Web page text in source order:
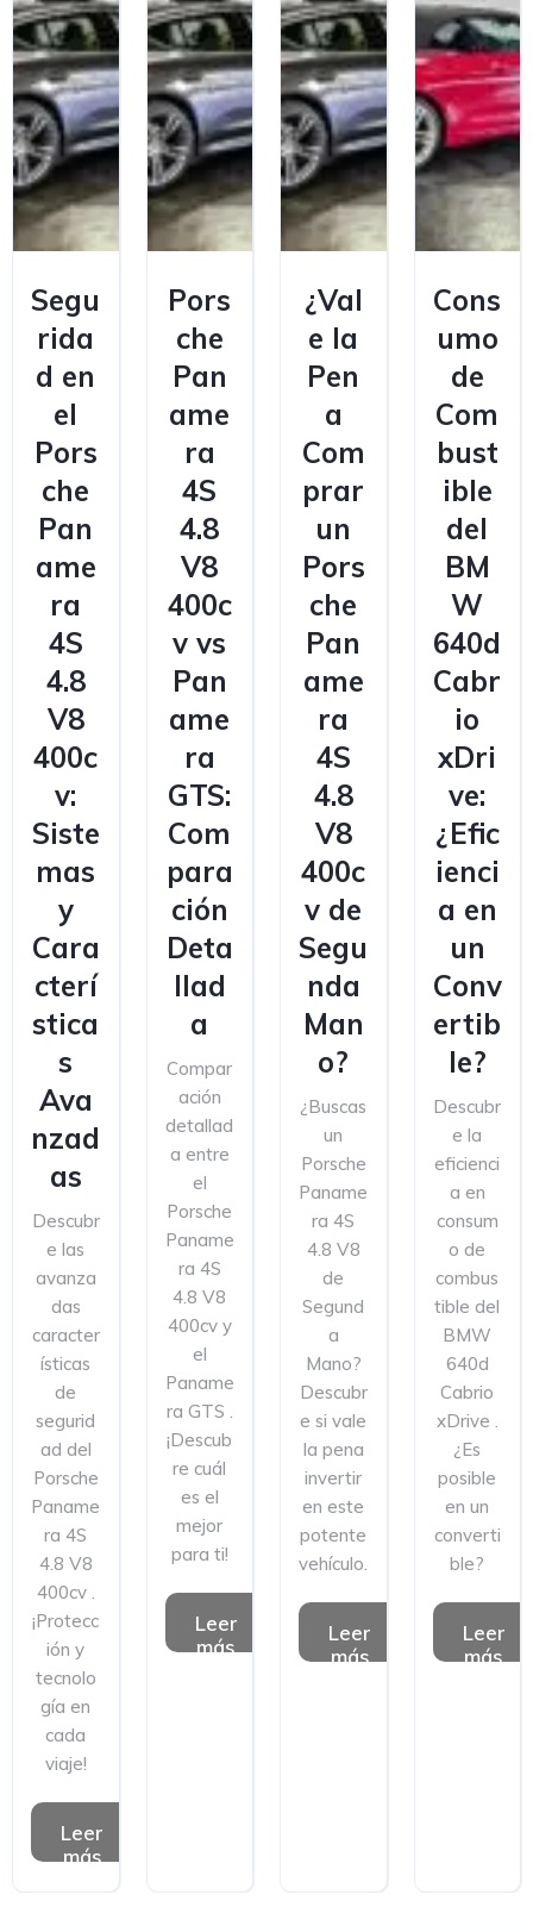
Segu
rida
d en
el
Pors
che
Pan
ame
ra
4S
4.8
V8
400c
v:
Siste
mas
y
Cara
cterí
stica
s
Ava
nzad
as
Descubr
e las
avanza
das
caracter
ísticas
de
segurid
ad del
Porsche
Paname
ra 4S
4.8 V8
400cv .
¡Protecc
ión y
tecnolo
gía en
cada
viaje!
Leer
más
Pors
che
Pan
ame
ra
4S
4.8
V8
400c
v vs
Pan
ame
ra
GTS:
Com
para
ción
Deta
llad
a
Compar
ación
detallad
a entre
el
Porsche
Paname
ra 4S
4.8 V8
400cv y
el
Paname
ra GTS .
¡Descub
re cuál
es el
mejor
para ti!
Leer
más
¿Val
e la
Pen
a
Com
prar
un
Pors
che
Pan
ame
ra
4S
4.8
V8
400c
v de
Segu
nda
Man
o?
¿Buscas
un
Porsche
Paname
ra 4S
4.8 V8
de
Segund
a
Mano?
Descubr
e si vale
la pena
invertir
en este
potente
vehículo.
Leer
más
Cons
umo
de
Com
bust
ible
del
BM
W
640d
Cabr
io
xDri
ve:
¿Efic
ienci
a en
un
Conv
ertib
le?
Descubr
e la
eficienci
a en
consum
o de
combus
tible del
BMW
640d
Cabrio
xDrive .
¿Es
posible
en un
converti
ble?
Leer
más